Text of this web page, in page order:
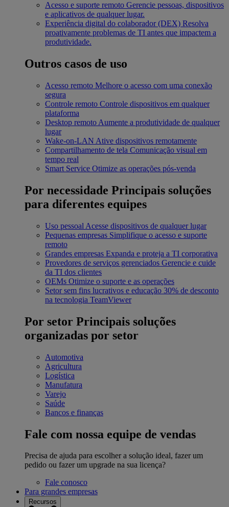
Acesso e suporte remoto Gerencie pessoas, dispositivos
e aplicativos de qualquer lugar.
Experiência digital do colaborador (DEX) Resolva
proativamente problemas de TI antes que impactem a
produtividade.
Outros casos de uso
Acesso remoto Melhore o acesso com uma conexão
segura
Controle remoto Controle dispositivos em qualquer
plataforma
Desktop remoto Aumente a produtividade de qualquer
lugar
Wake-on-LAN Ative dispositivos remotamente
Compartilhamento de tela Comunicação visual em
tempo real
Smart Service Otimize as operações pós-venda
Por necessidade Principais soluções
para diferentes equipes
Uso pessoal Acesse dispositivos de qualquer lugar
Pequenas empresas Simplifique o acesso e suporte
remoto
Grandes empresas Expanda e proteja a TI corporativa
Provedores de serviços gerenciados Gerencie e cuide
da TI dos clientes
OEMs Otimize o suporte e as operações
Setor sem fins lucrativos e educação 30% de desconto
na tecnologia TeamViewer
Por setor Principais soluções
organizadas por setor
Automotiva
Agricultura
Logística
Manufatura
Varejo
Saúde
Bancos e finanças
Fale com nossa equipe de vendas
Precisa de ajuda para escolher a solução ideal, fazer um
pedido ou fazer um upgrade na sua licença?
Fale conosco
Para grandes empresas
Recursos